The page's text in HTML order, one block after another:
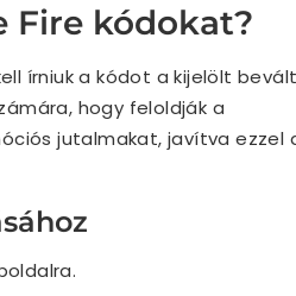
Fire kódokat?
írniuk a kódot a kijelölt
hogy feloldják a
jutalmakat, javítva ezzel